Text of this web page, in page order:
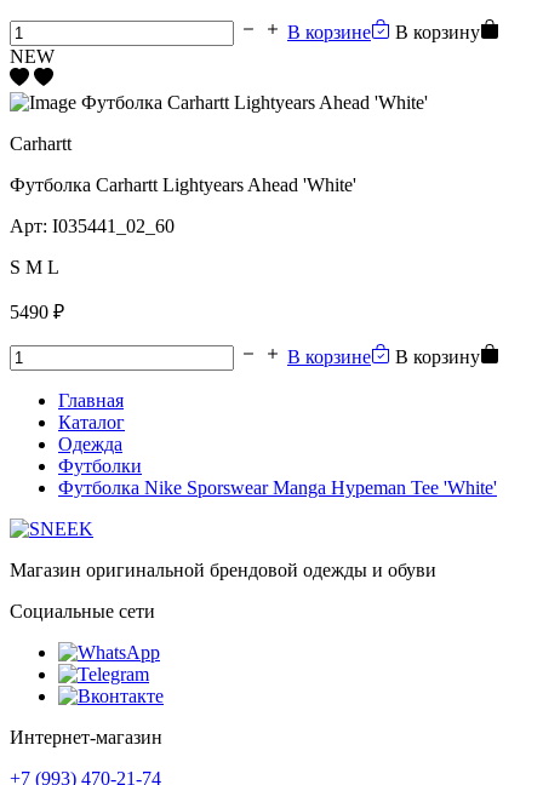
В корзине
В корзину
NEW
Carhartt
Футболка Carhartt Lightyears Ahead 'White'
Арт: I035441_02_60
S M L
5490 ₽
В корзине В корзину
Главная
Каталог
Одежда
Футболки
Футболка Nike Sporswear Manga Hypeman Tee 'White'
Магазин оригинальной брендовой одежды и обуви
Социальные сети
Интернет-магазин
+7 (993) 470-21-74